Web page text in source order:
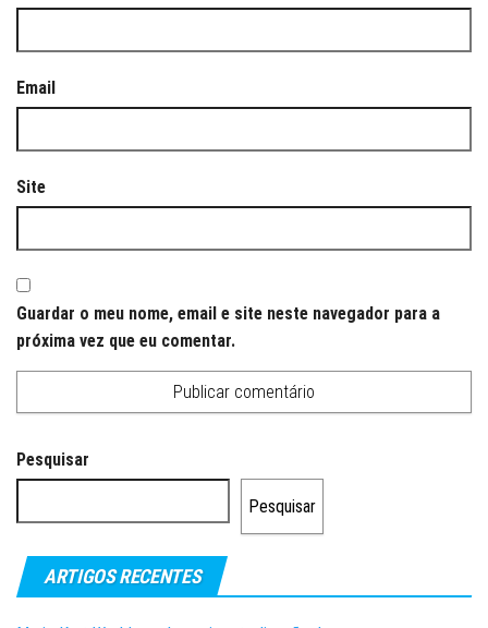
Email
Site
Guardar o meu nome, email e site neste navegador para a
próxima vez que eu comentar.
Pesquisar
Pesquisar
ARTIGOS RECENTES